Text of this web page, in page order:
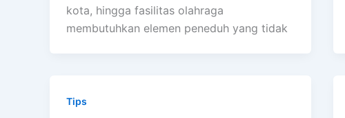
kota, hingga fasilitas olahraga
membutuhkan elemen peneduh yang tidak
Tips